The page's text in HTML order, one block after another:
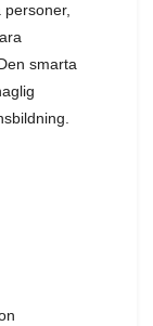
smarta